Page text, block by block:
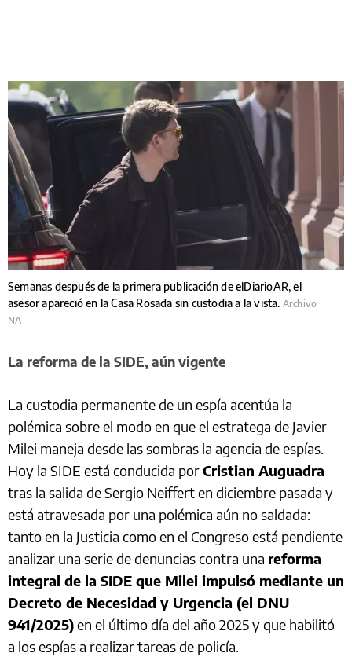
Semanas después de la primera publicación de elDiarioAR, el
asesor apareció en la Casa Rosada sin custodia a la vista. Archivo
NA
La reforma de la SIDE, aún vigente
La custodia permanente de un espía acentúa la
polémica sobre el modo en que el estratega de Javier
Milei maneja desde las sombras la agencia de espías.
Hoy la SIDE está conducida porCristian Auguadra
tras la salida de Sergio Neiffert en diciembre pasada y
está atravesada por una polémica aún no saldada:
tanto en la Justicia como en el Congreso está pendiente
analizar una serie de denuncias contra una reforma
integral de la SIDE que Milei impulsó mediante un
Decreto de Necesidad y Urgencia (el DNU
941/2025)en el último día del año 2025 y que habilitó
a los espías a realizar tareas de policía.